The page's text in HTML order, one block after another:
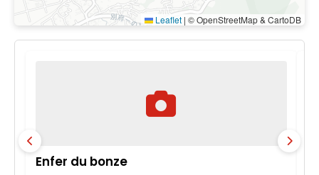
Leaflet | © OpenStreetMap & CartoDB
Enfer du bonze